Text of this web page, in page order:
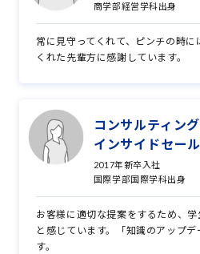
商学部経営学科出身
常に見守ってくれて、ピンチの時
くれた先輩方に感謝しています。
コンサルティン
インサイドセー
2017年新卒入社
国際学部国際学科出身
お客様に適切な提案をするため、
と感じています。「知識のアップ
す。